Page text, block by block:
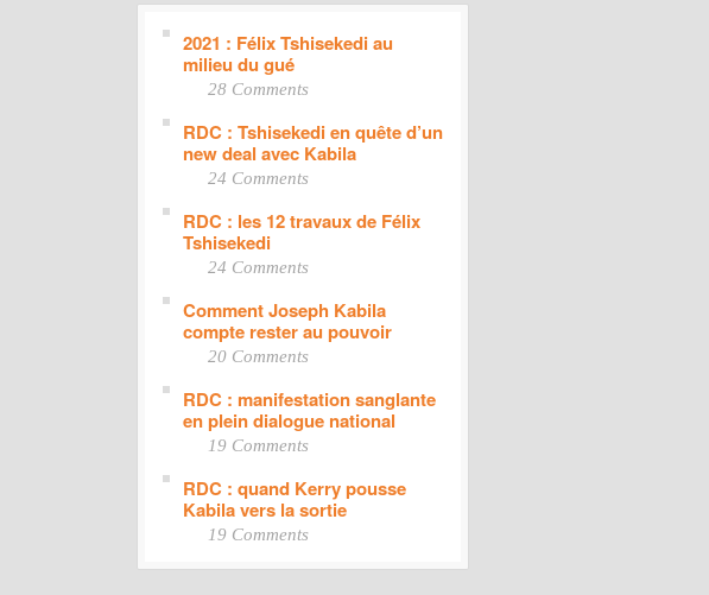
2021 : Félix Tshisekedi au
milieu du gué
28 Comments
RDC : Tshisekedi en quête d’un
new deal avec Kabila
24 Comments
RDC : les 12 travaux de Félix
Tshisekedi
24 Comments
Comment Joseph Kabila
compte rester au pouvoir
20 Comments
RDC : manifestation sanglante
en plein dialogue national
19 Comments
RDC : quand Kerry pousse
Kabila vers la sortie
19 Comments